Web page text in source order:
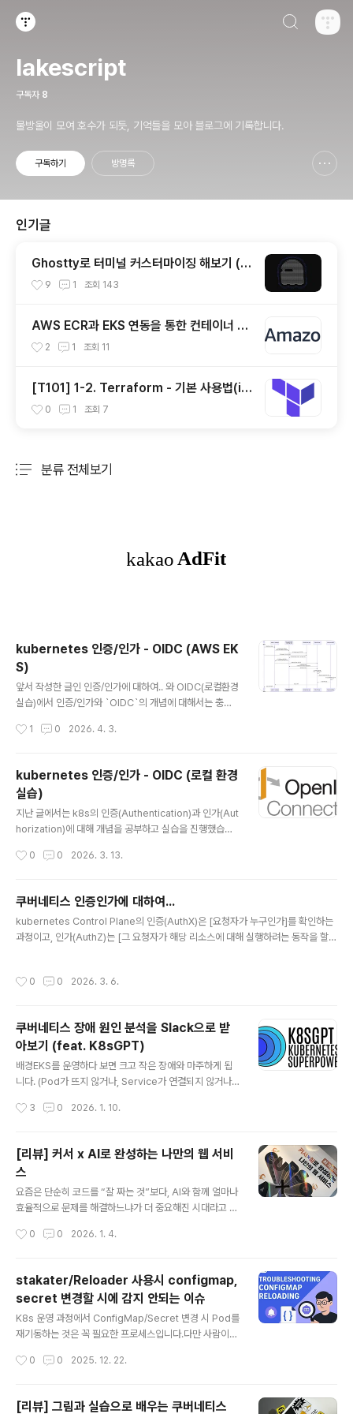
lakescript
구독자 8
물방울이 모여 호수가 되듯, 기억들을 모아 블로그에 기록합니다.
구독하기 방명록
인기글
Ghostty로 터미널 커스터마이징 해보기 (한
글 폰트 적용)
9 1 조회 143
AWS ECR과 EKS 연동을 통한 컨테이너 이
미지 배포하기
2 1 조회 11
[T101] 1-2. Terraform - 기본 사용법(ini
t, plan, apply, destory)
0 1 조회 7
분류 전체보기
kubernetes 인증/인가 - OIDC (AWS EK
S)
앞서 작성한 글인 인증/인가에 대하여.. 와 OIDC(로컬환경
실습)에서 인증/인가와 `OIDC`의 개념에 대해서는 충분
경이다보니 실무에서 사용하듯이 외부 `idP`를 통한 인증/
환경에서 `OIDC`를 설정하여 사용자(개발자)가 `kubec
tl` 명령어로 `EKS Cluster`에 접근할 때에 허용된 리소
스에 접근할 수 있는 실습을 진행해보겠습니다. 실습 실습
환경 다이어그램전체적인 다이어그램은 위와 같습니다. 1.
`kubectl get nodes` 실행 2. `kubelogin`이 `Dex`
irec..
1 0 2026. 4. 3.
kubernetes 인증/인가 - OIDC (로컬 환경
실습)
지난 글에서는 k8s의 인증(Authentication)과 인가(Aut
horization)에 대해 개념을 공부하고 실습을 진행했습니
에 접근하거나 Devops 엔지니어가 `cluster` 상태를 확
k8s에 접근하는 경우가 많습니다. 이때, k8s는 OIDC(O
penID Connect)를 이용하여 외부 인증 시스템과 연동할
수 있습니다. OIDC(OpenID Connect) `OIDC`는 `O
Auth 2.0` 기반의 인증 프로토콜 입니다. OAuth 2.0과
0 0 2026. 3. 13.
쿠버네티스 인증인가에 대하여...
kubernetes Control Plane의 인증(AuthX)은 [요청자가 누구인가]를 확인하는
과정이고, 인가(AuthZ)는 [그 요청자가 해당 리소스에 대해 실행하려는 동작을 할
태 코드가 반환됩니다. 이러한 쿠버네티스의 인증/인가를 직접 실습해보면서 알아보
bernetes clsuter를 생성하여 진행할 것 이기에, 해당 ..
0 0 2026. 3. 6.
쿠버네티스 장애 원인 분석을 Slack으로 받
아보기 (feat. K8sGPT)
배경EKS를 운영하다 보면 크고 작은 장애와 마주하게 됩
니다. (Pod가 뜨지 않거나, Service가 연결되지 않거나, I
니다.) 보통 `kubectl describe`. `kubectl logs`, po
nager를 통해 알람을 확인하는 방식으로 문제의 원인을
파악합니다. 하지만 실제 운영 환경에서는 에러 원인은 여
러 리소스에 걸쳐 있고, 맥락을 종합해야 하는 경우가 많습
니다. AI를 활용해 Kubernetes 클러스터 운영을 조금 더
효율적으로 만들 수 없을까 고민하던 중, 문득 2024년 9
를 사용한다면 K8s..
3 0 2026. 1. 10.
[리뷰] 커서 ⅹ AI로 완성하는 나만의 웹 서비
스
요즘은 단순히 코드를 “잘 짜는 것”보다, AI와 함께 얼마나
효율적으로 문제를 해결하느냐가 더 중요해진 시대라고 느
죠. 저는 개인적으로 지금의 AI 흐름이 곧 5차 산업혁명의
니다. 최근에는 사내에서 n8n을 활용한 업무 자동화 사례
를 발표(링크)하기도 했고, AI를 활용한 Git commit me
ssage 자동 생성기(링크)를 직접 만들어보기도 했습니다.
DevOps 엔지니어로서 업무를 하다 보면, 하루 종일 코딩
코딩에 대해 늘 관심이 있었습니다. 커리어의 시작을 개발
0 0 2026. 1. 4.
stakater/Reloader 사용시 configmap,
secret 변경할 시에 감지 안되는 이슈
K8s 운영 과정에서 ConfigMap/Secret 변경 시 Pod를
재기동하는 것은 꼭 필요한 프로세스입니다.다만 사람이
checksum annotation(`checksum/config`) 방식으
0 0 2025. 12. 22.
[리뷰] 그림과 실습으로 배우는 쿠버네티스